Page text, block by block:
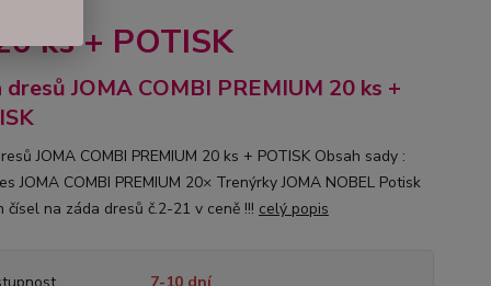
ks + POTISK
dresů JOMA COMBI PREMIUM 20 ks +
JOMA COMBI PREMIUM 20 ks + POTISK Obsah sady :
JOMA COMBI PREMIUM 20× Trenýrky JOMA NOBEL Potisk
čísel na záda dresů č.2-21 v ceně !!! celý popis